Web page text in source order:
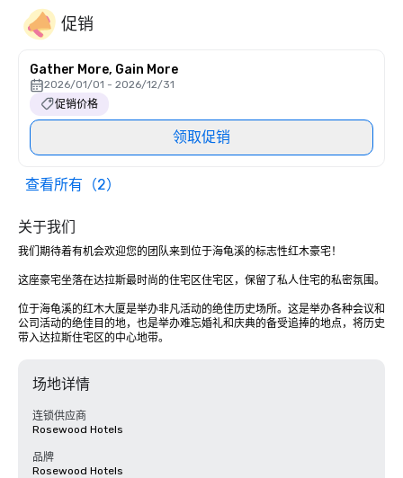
促销
Gather More, Gain More
2026/01/01 - 2026/12/31
促销价格
领取促销
查看所有（2）
关于我们
我们期待着有机会欢迎您的团队来到位于海龟溪的标志性红木豪宅！
这座豪宅坐落在达拉斯最时尚的住宅区住宅区，保留了私人住宅的私密氛围。
位于海龟溪的红木大厦是举办非凡活动的绝佳历史场所。这是举办各种会议和
公司活动的绝佳目的地，也是举办难忘婚礼和庆典的备受追捧的地点，将历史
带入达拉斯住宅区的中心地带。
场地详情
连锁供应商
Rosewood Hotels
品牌
Rosewood Hotels